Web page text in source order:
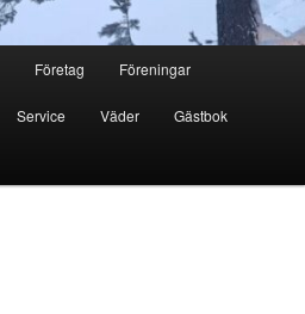
Företag Föreningar
Service Väder Gästbok